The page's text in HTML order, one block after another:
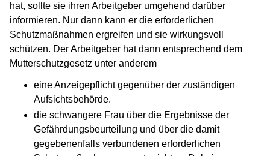
hat, sollte sie ihren Arbeitgeber umgehend darüber
informieren. Nur dann kann er die erforderlichen
Schutzmaßnahmen ergreifen und sie wirkungsvoll
schützen. Der Arbeitgeber hat dann entsprechend dem
Mutterschutzgesetz unter anderem
eine Anzeigepflicht gegenüber der zuständigen
Aufsichtsbehörde.
die schwangere Frau über die Ergebnisse der
Gefährdungsbeurteilung und über die damit
gegebenenfalls verbundenen erforderlichen